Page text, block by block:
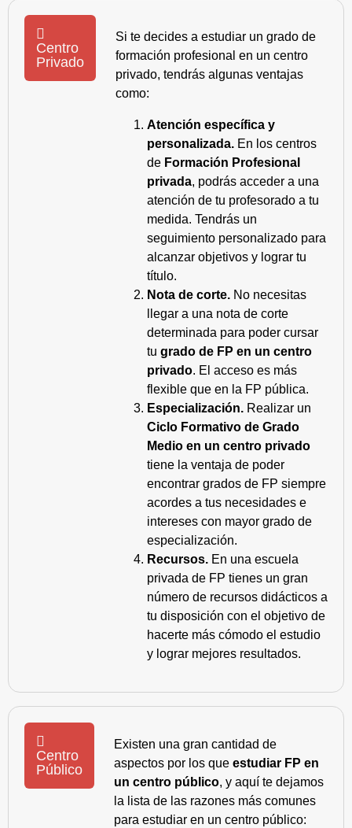
Centro
Privado
Si te decides a estudiar un grado de
formación profesional en un centro
privado, tendrás algunas ventajas
como:
Atención específica y
personalizada. En los centros
de Formación Profesional
privada, podrás acceder a una
atención de tu profesorado a tu
medida. Tendrás un
seguimiento personalizado para
alcanzar objetivos y lograr tu
título.
Nota de corte. No necesitas
llegar a una nota de corte
determinada para poder cursar
tu grado de FP en un centro
privado. El acceso es más
flexible que en la FP pública.
Especialización. Realizar un
Ciclo Formativo de Grado
Medio en un centro privado
tiene la ventaja de poder
encontrar grados de FP siempre
acordes a tus necesidades e
intereses con mayor grado de
especialización.
Recursos. En una escuela
privada de FP tienes un gran
número de recursos didácticos a
tu disposición con el objetivo de
hacerte más cómodo el estudio
y lograr mejores resultados.
Centro
Público
Existen una gran cantidad de
aspectos por los que estudiar FP en
un centro público, y aquí te dejamos
la lista de las razones más comunes
para estudiar en un centro público: